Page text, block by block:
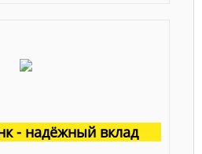
- надёжный вклад